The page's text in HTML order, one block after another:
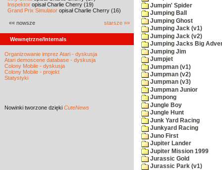
Inspektor opisał Charlie Cherry (19)
Grand Prix Simulator opisał Charlie Cherry (16)
«« nowsze starsze »»
Wewnętrzne/Internals
Organizowanie imprez Atari - dyskusja
Atari demoscene database - dyskusja
Colony Mobile - dyskusja
Colony Mobile - projekt
Statystyki
Nowinki tworzone dzięki CuteNews
Jumpin' Spider
Jumping Ball
Jumping Ghost
Jumping Jack (v1)
Jumping Jack (v2)
Jumping Jacks Big
Jumping Jim
Jumpjet
Jumpman (v1)
Jumpman (v2)
Jumpman (v3)
Jumpman Junior
Jumpong
Jungle Boy
Jungle Hunt
Junk Yard Racing
Junkyard Racing
Juno First
Jupiter Lander
Jupiter Mission 1999
Jurassic Gold
Jurassic Park (v1)